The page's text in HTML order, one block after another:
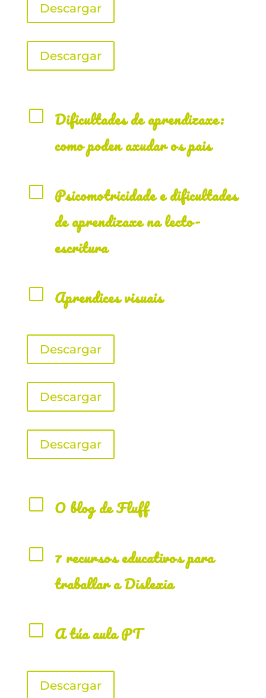
Descargar
Descargar
V
Dificultades de aprendizaxe:
como poden axudar os pais
V
Psicomotricidade e dificultades
de aprendizaxe na lecto-
escritura
V Aprendices visuais
Descargar
Descargar
Descargar
V O blog de Fluff
V
7 recursos educativos para
traballar a Dislexia
V A túa aula PT
Descargar